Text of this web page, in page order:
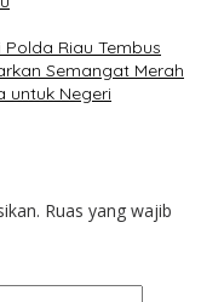
Polda Riau Tembus
Semangat Merah
untuk Negeri
Ruas yang wajib